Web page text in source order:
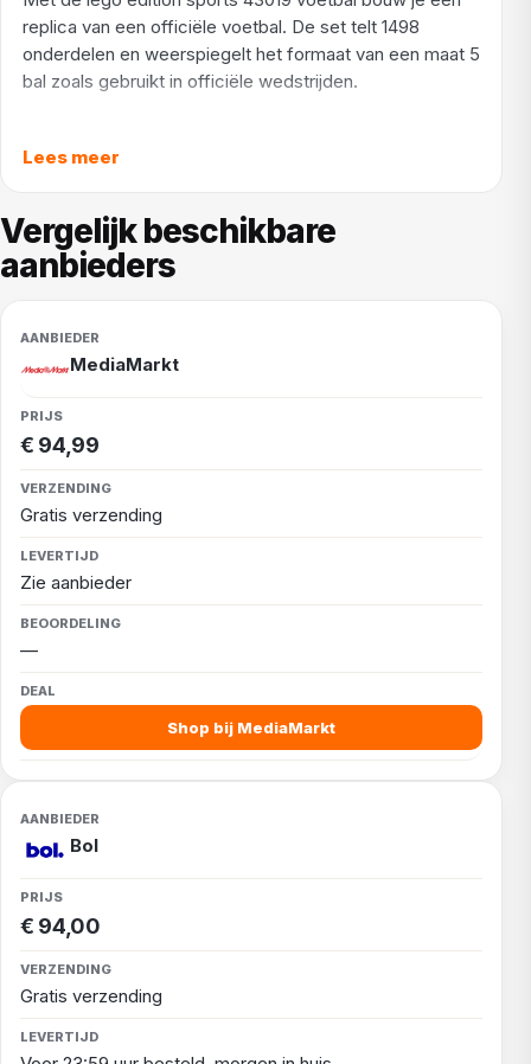
replica van een officiële voetbal. De set telt 1498
onderdelen en weerspiegelt het formaat van een maat 5
bal zoals gebruikt in officiële wedstrijden.
mini stadion met een overwinningsscène, compleet met
meegeleverde zwarte standaard als blikvanger in je
kamer. Een origineel cadeau voor voetbalfans vanaf 10
Lees meer
Vergelijk beschikbare
aanbieders
MediaMarkt
€ 94,99
Gratis verzending
Zie aanbieder
—
Shop bij MediaMarkt
Bol
€ 94,00
Gratis verzending